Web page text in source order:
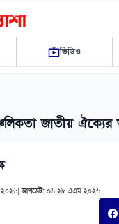
২০২৬
DAILY AJKER
ভিডিও
জাতীয় ঐক্যের
২০২৬ |আপডেট: ০৬:২৮ এএম ২০২৬